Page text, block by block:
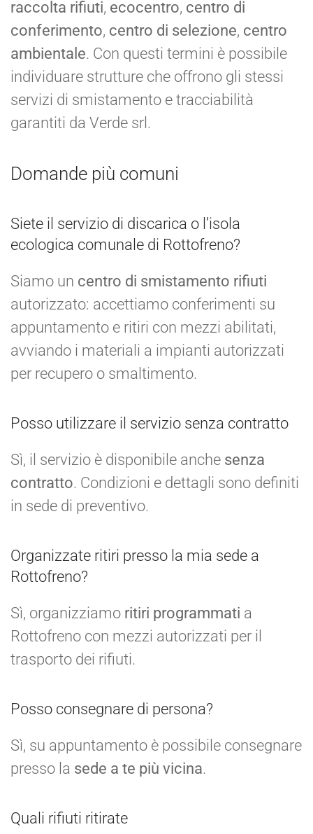
raccolta rifiuti, ecocentro, centro di
conferimento, centro di selezione, centro
ambientale. Con questi termini è possibile
individuare strutture che offrono gli stessi
servizi di smistamento e tracciabilità
garantiti da Verde srl.
Domande più comuni
Siete il servizio di discarica o l’isola
ecologica comunale di Rottofreno?
Siamo un centro di smistamento rifiuti
autorizzato: accettiamo conferimenti su
appuntamento e ritiri con mezzi abilitati,
avviando i materiali a impianti autorizzati
per recupero o smaltimento.
Posso utilizzare il servizio senza contratto
Sì, il servizio è disponibile anche senza
contratto. Condizioni e dettagli sono definiti
in sede di preventivo.
Organizzate ritiri presso la mia sede a
Rottofreno?
Sì, organizziamo ritiri programmati a
Rottofreno con mezzi autorizzati per il
trasporto dei rifiuti.
Posso consegnare di persona?
Sì, su appuntamento è possibile consegnare
presso la sede a te più vicina.
Quali rifiuti ritirate